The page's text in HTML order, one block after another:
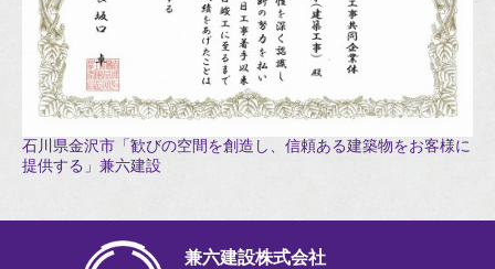
石川県金沢市「歓びの空間を創造し、信頼ある建築物をお客様に
提供する」兼六建設
兼六建設株式会社